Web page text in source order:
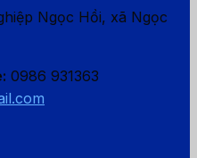
Ngọc Hồi, xã Ngọc
0986 931363